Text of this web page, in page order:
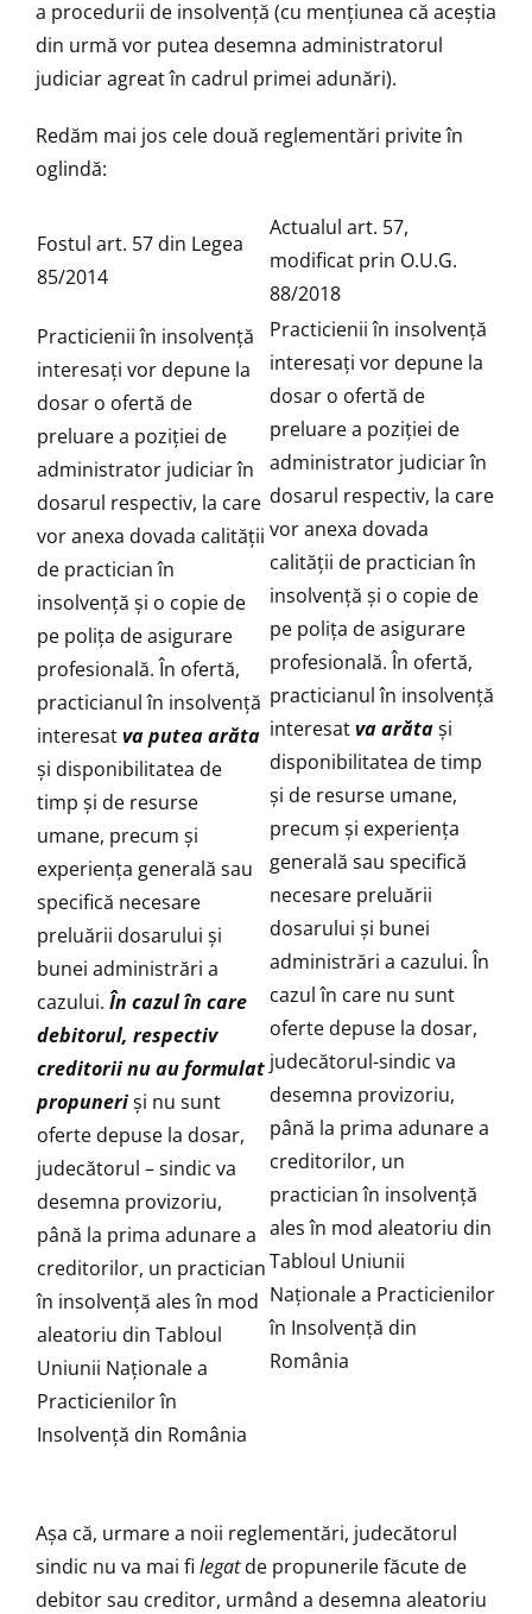
a procedurii de insolvență (cu mențiunea că aceștia
din urmă vor putea desemna administratorul
judiciar agreat în cadrul primei adunări).
Redăm mai jos cele două reglementări privite în
oglindă:
Fostul art. 57 din Legea
85/2014
Actualul art. 57,
modificat prin O.U.G.
88/2018
Practicienii în insolvenţă
interesaţi vor depune la
dosar o ofertă de
preluare a poziţiei de
administrator judiciar în
dosarul respectiv, la care
vor anexa dovada calităţii
de practician în
insolvenţă şi o copie de
pe poliţa de asigurare
profesională. În ofertă,
practicianul în insolvenţă
interesatva putea arăta
şi disponibilitatea de
timp şi de resurse
umane, precum şi
experienţa generală sau
specifică necesare
preluării dosarului şi
bunei administrări a
cazului. În cazul în care
debitorul, respectiv
creditorii nu au formulat
propunerişi nu sunt
oferte depuse la dosar,
judecătorul – sindic va
desemna provizoriu,
până la prima adunare a
creditorilor, un practician
în insolvenţă ales în mod
aleatoriu din Tabloul
Uniunii Naţionale a
Practicienilor în
Insolvenţă din România
Practicienii în insolvenţă
interesaţi vor depune la
dosar o ofertă de
preluare a poziţiei de
administrator judiciar în
dosarul respectiv, la care
vor anexa dovada
calităţii de practician în
insolvenţă şi o copie de
pe poliţa de asigurare
profesională. În ofertă,
practicianul în insolvenţă
interesatva arătaşi
disponibilitatea de timp
şi de resurse umane,
precum şi experienţa
generală sau specifică
necesare preluării
dosarului şi bunei
administrări a cazului. În
cazul în care nu sunt
oferte depuse la dosar,
judecătorul-sindic va
desemna provizoriu,
până la prima adunare a
creditorilor, un
practician în insolvenţă
ales în mod aleatoriu din
Tabloul Uniunii
Naţionale a Practicienilor
în Insolvenţă din
România
Așa că, urmare a noii reglementări, judecătorul
sindic nu va mai fi legatde propunerile făcute de
debitor sau creditor, urmând a desemna aleatoriu